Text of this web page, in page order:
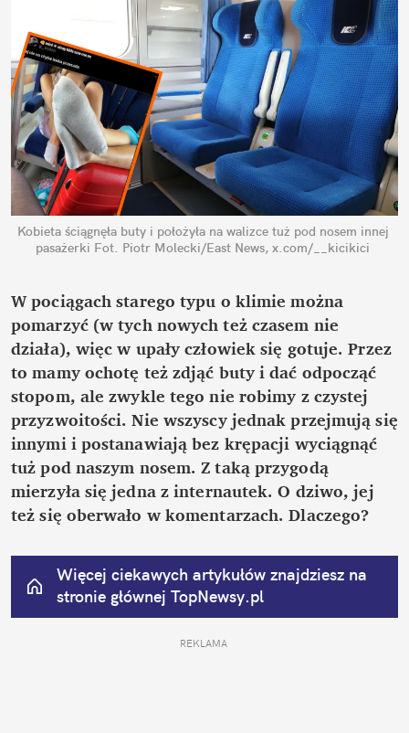
Kobieta ściągnęła buty i położyła na walizce tuż pod nosem innej
pasażerki Fot. Piotr Molecki/East News, x.com/__kicikici
W pociągach starego typu o klimie można
pomarzyć (w tych nowych też czasem nie
działa), więc w upały człowiek się gotuje. Przez
to mamy ochotę też zdjąć buty i dać odpocząć
stopom, ale zwykle tego nie robimy z czystej
przyzwoitości. Nie wszyscy jednak przejmują się
innymi i postanawiają bez krępacji wyciągnąć
tuż pod naszym nosem. Z taką przygodą
mierzyła się jedna z internautek. O dziwo, jej
też się oberwało w komentarzach. Dlaczego?
Więcej ciekawych artykułów znajdziesz na
stronie głównej TopNewsy.pl
REKLAMA